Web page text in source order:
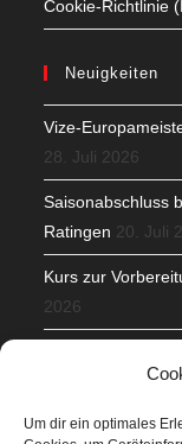
Um dir ein optimales
Cookie-Richtlinie
Neuigkeiten
Vize-
28. Juli 2026
Saisonabschluss
Ratingen 20. Juli
Kurs zur
2026